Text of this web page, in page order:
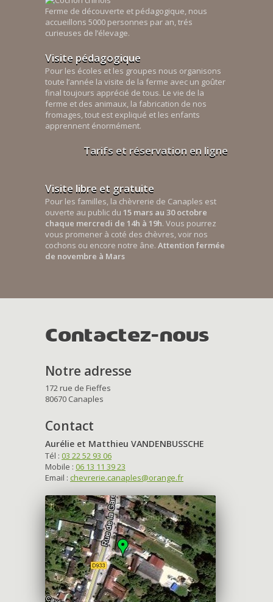
Ferme de découverte et pédagogique, nous
accueillons 5000 personnes par an, trés
curieuses de l’élevage.
Visite pédagogique
Pour les écoles et les groupes nous organisons
toute l’année la visite de la ferme avec un goûter
final toujours apprécié de tous. Le vie de la
ferme et des animaux, la fabrication de nos
fromages, tout est expliqué et les enfants
apprennent énormément.
Tarifs et réservation en ligne
Visite libre et gratuite
Pour les familles, la chèvrerie de Canaples est
ouverte au public du 15 mars au 30 octobre
chaque mercredi de 14h à 19h. Vous pourrez
vous promener à coté des chèvres, voir nos
cochons ou encore notre âne. Attention fermée
de novembre à Mars
Contactez-nous
Notre adresse
172 rue de Fieffes
80670 Canaples
Contact
Aurélie et Matthieu VANDENBUSSCHE
Tél : 03 22 52 93 06
Mobile : 06 13 11 39 23
Email : chevrerie.canaples@orange.fr